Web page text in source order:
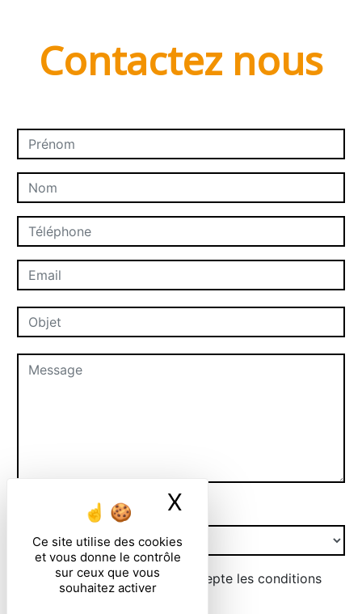
Ce site utilise des cookies
et vous donne le contrôle
sur ceux que vous
souhaitez activer
X
Contactez nous
Combien font huit plus six
En cochant cette case, j'accepte les conditions
particulières ci-dessous **